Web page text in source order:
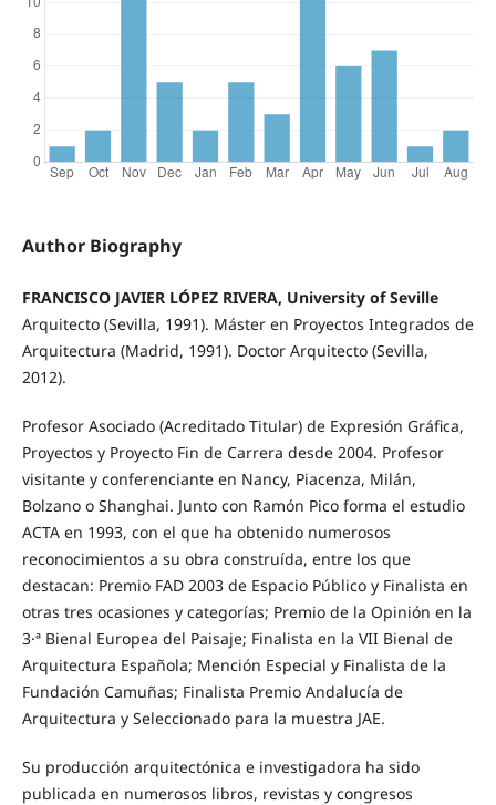
Author Biography
FRANCISCO JAVIER LÓPEZ RIVERA, University of Seville
Arquitecto (Sevilla, 1991). Máster en Proyectos Integrados de
Arquitectura (Madrid, 1991). Doctor Arquitecto (Sevilla,
2012).
Profesor Asociado (Acreditado Titular) de Expresión Gráfica,
Proyectos y Proyecto Fin de Carrera desde 2004. Profesor
visitante y conferenciante en Nancy, Piacenza, Milán,
Bolzano o Shanghai. Junto con Ramón Pico forma el estudio
ACTA en 1993, con el que ha obtenido numerosos
reconocimientos a su obra construída, entre los que
destacan: Premio FAD 2003 de Espacio Público y Finalista en
otras tres ocasiones y categorías; Premio de la Opinión en la
3·ª Bienal Europea del Paisaje; Finalista en la VII Bienal de
Arquitectura Española; Mención Especial y Finalista de la
Fundación Camuñas; Finalista Premio Andalucía de
Arquitectura y Seleccionado para la muestra JAE.
Su producción arquitectónica e investigadora ha sido
publicada en numerosos libros, revistas y congresos